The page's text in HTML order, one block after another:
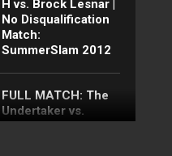
H vs. Brock Lesnar |
No Disqualification
Match:
SummerSlam 2012
FULL MATCH: The
Undertaker vs.
Brock Lesnar: